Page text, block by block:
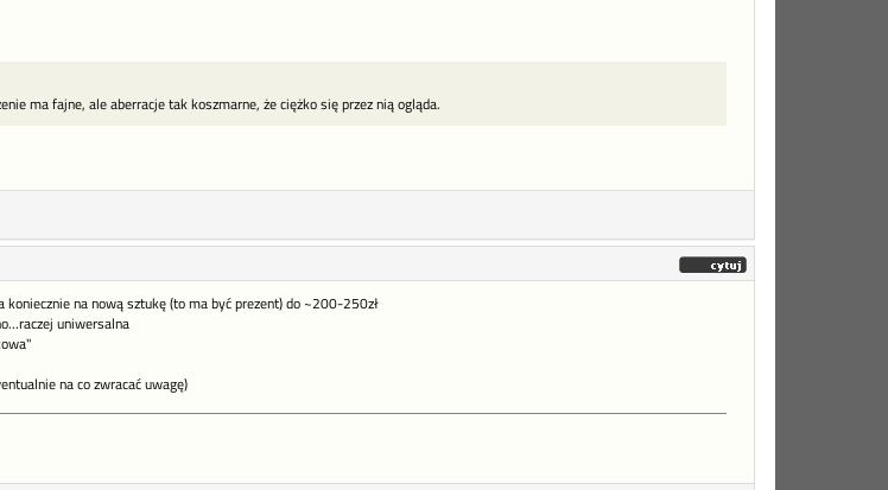
ma fajne, ale aberracje tak koszmarne, że ciężko się przez nią ogląda.
na nową sztukę (to ma być prezent) do ~200-250zł
uniwersalna
na co zwracać uwagę)